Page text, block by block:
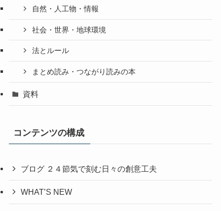
自然・人工物・情報
社会・世界・地球環境
法とルール
まとめ読み・つながり読みの本
資料
コンテンツの構成
ブログ ２４節気で刻む日々の創意工夫
WHAT’S NEW